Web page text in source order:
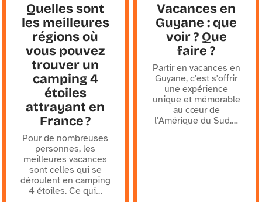
Quelles sont
les meilleures
régions où
vous pouvez
trouver un
camping 4
étoiles
attrayant en
France ?
Pour de nombreuses
personnes, les
meilleures vacances
sont celles qui se
déroulent en camping
4 étoiles. Ce qui…
Vacances en
Guyane : que
voir ? Que
faire ?
Partir en vacances en
Guyane, c'est s'offrir
une expérience
unique et mémorable
au cœur de
l'Amérique du Sud.…